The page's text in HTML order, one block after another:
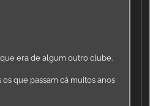
era de algum outro clube.
os que passam cá muitos anos